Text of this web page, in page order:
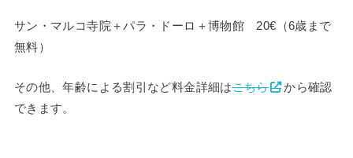
サン・マルコ寺院＋パラ・ドーロ＋博物館 20€（6歳まで
無料）
その他、年齢による割引など料金詳細はこちら
から確認
できます。